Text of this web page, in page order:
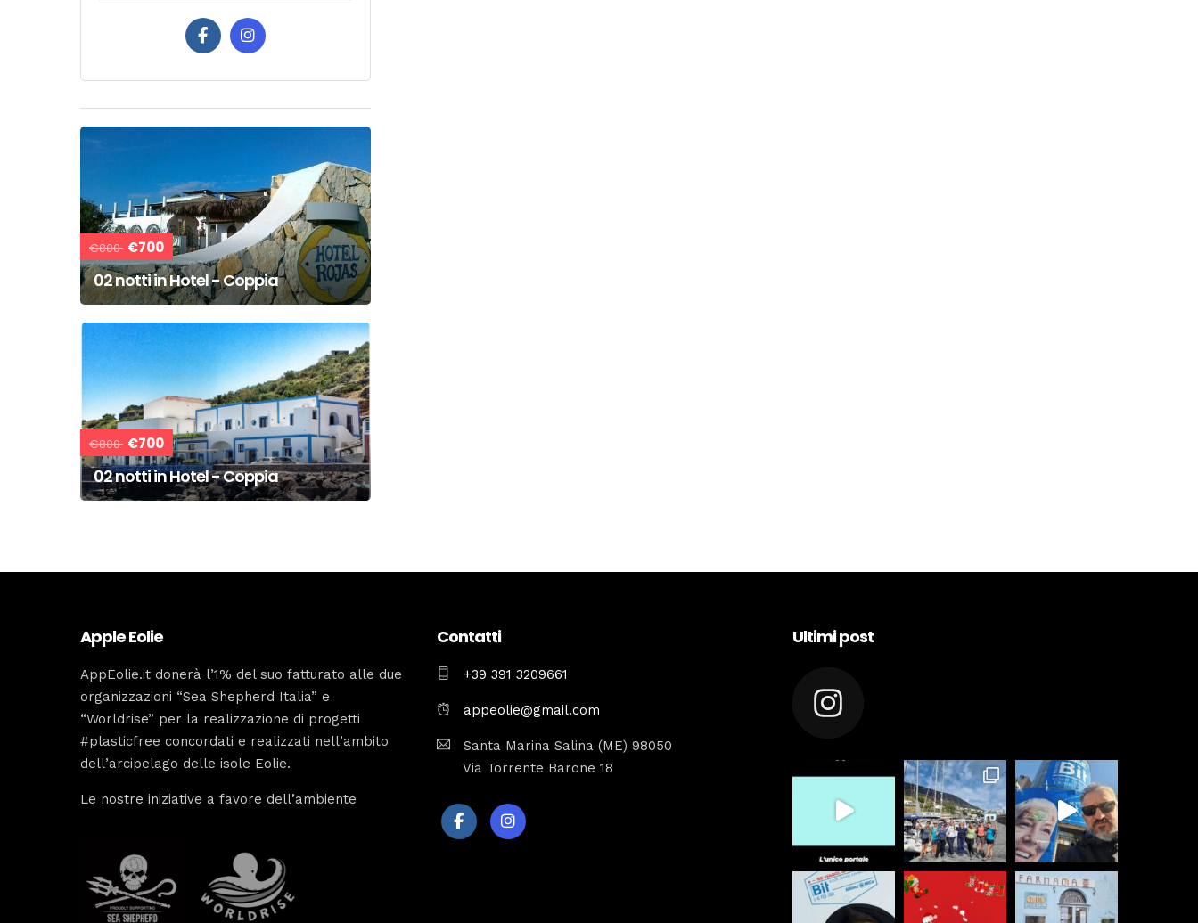
€800 €700
02 notti in Hotel - Coppia
€800 €700
02 notti in Hotel - Coppia
Apple Eolie
AppEolie.it donerà l’1% del suo fatturato alle due
organizzazioni “Sea Shepherd Italia” e
“Worldrise” per la realizzazione di progetti
#plasticfree concordati e realizzati nell’ambito
dell’arcipelago delle isole Eolie.
Le nostre iniziative a favore dell’ambiente
Contatti
+39 391 3209661
appeolie@gmail.com
Santa Marina Salina (ME) 98050
Via Torrente Barone 18
Ultimi post